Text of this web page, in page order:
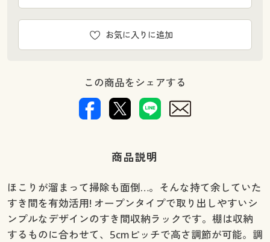
お気に入りに追加
この商品をシェアする
商品説明
ほこりが溜まって掃除も面倒…。そんな持て余していた
すき間を有効活用! オープンタイプで取り出しやすいシ
ンプルなデザインのすき間収納ラックです。棚は収納
するものに合わせて、5cmピッチで高さ調節が可能。調